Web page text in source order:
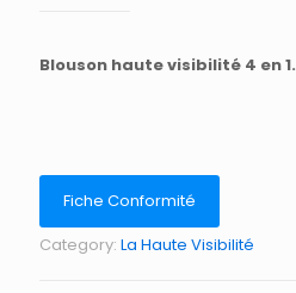
Blouson haute visibilité 4 en 1.
Fiche Conformité
Category: La Haute Visibilité